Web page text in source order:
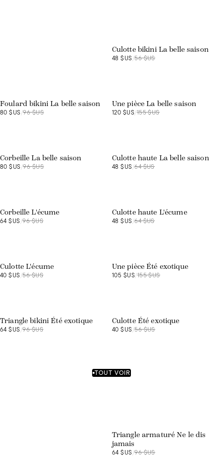
Culotte bikini La belle saison
48 $US/56 $US
Foulard bikini La belle saison
80 $US/96 $US
Une pièce La belle saison
120 $US/155 $US
Corbeille La belle saison
80 $US/96 $US
Culotte haute La belle saison
48 $US/64 $US
Corbeille L'écume
64 $US/96 $US
Culotte haute L'écume
48 $US/64 $US
Culotte L'écume
40 $US/56 $US
Une pièce Été exotique
105 $US/155 $US
Triangle bikini Été exotique
64 $US/96 $US
Culotte Été exotique
40 $US/56 $US
TOUT VOIR
Triangle armaturé Ne le dis
jamais
64 $US/96 $US